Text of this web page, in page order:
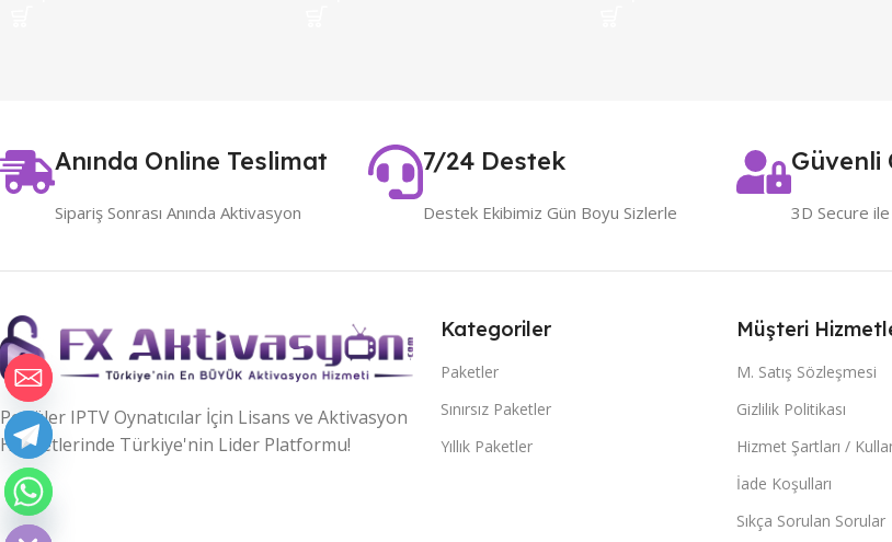
Anında Online Teslimat
Sipariş Sonrası Anında Aktivasyon
7/24 Destek
Destek Ekibimiz Gün Boyu Sizlerle
Güvenli
3D Secure
Popüler IPTV Oynatıcılar İçin Lisans ve Aktivasyon
Hizmetlerinde Türkiye'nin Lider Platformu!
Kategoriler
Paketler
Sınırsız Paketler
Yıllık Paketler
Müşteri
M. Satış Sözleşmesi
Gizlilik Politikası
Hizmet Şartları /
İade Koşulları
Sıkça Sorulan Sorular